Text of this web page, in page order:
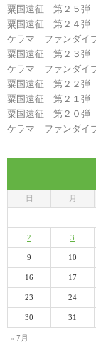
粟国遠征 第２５弾
粟国遠征 第２４弾
ケラマ ファンダイ
粟国遠征 第２３弾
ケラマ ファンダイ
粟国遠征 第２２弾
粟国遠征 第２１弾
粟国遠征 第２０弾
ケラマ ファンダイ
日 月
« 7月
2 3
9 10
16 17
23 24
30 31